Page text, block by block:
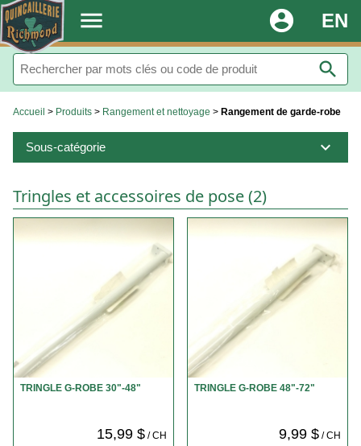
. menu EN
account_circle
search
Accueil > Produits > Rangement et nettoyage > Rangement de garde-robe
Sous-catégorie expand_more
Tringles et accessoires de pose (2)
TRINGLE G-ROBE 30"-48"
15,99 $/ CH
TRINGLE G-ROBE 48"-72"
9,99 $/ CH